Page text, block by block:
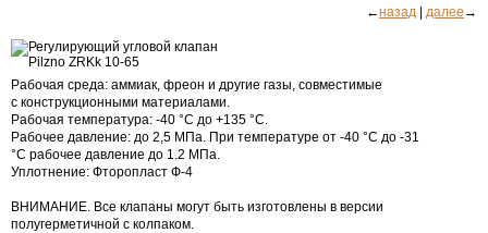
←назад далее →
Рабочая среда: аммиак, фреон и другие газы, совместимые
с конструкционными материалами.
Рабочая температура: -40 °С до +135 °С.
Рабочее давление: до 2,5 МПа. При температуре от -40 °С до -31
°С рабочее давление до 1.2 МПа.
Уплотнение: Фторопласт Ф-4
ВНИМАНИЕ. Все клапаны могут быть изготовлены в версии
полугерметичной с колпаком.